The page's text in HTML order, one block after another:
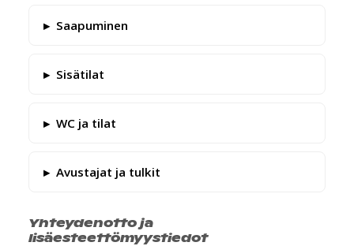
Saapuminen
Sisätilat
WC ja tilat
Avustajat ja tulkit
Yhteydenotto ja
lisäesteettömyystiedot